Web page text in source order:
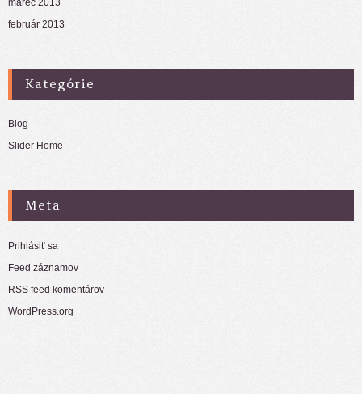
marec 2013
február 2013
Kategórie
Blog
Slider Home
Meta
Prihlásiť sa
Feed záznamov
RSS feed komentárov
WordPress.org